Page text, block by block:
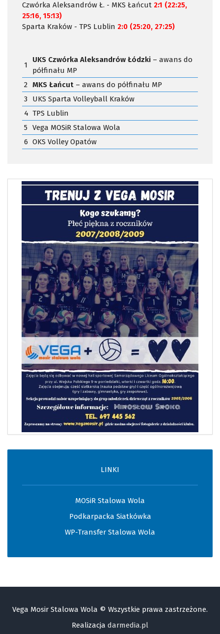
Czwórka Aleksandrów Ł. - MKS Łańcut 2:1 (22:25,
25:16, 15:13)
Sparta Kraków - TPS Lublin 2:0 (25:20, 27:25)
1
UKS Czwórka Aleksandrów Łódzki – awans do
półfinału MP
2 MKS Łańcut – awans do półfinału MP
3
UKS Sparta Volleyball Kraków
4 TPS Lublin
5 Vega MOSiR Stalowa Wola
6 OKS Volley Opatów
LINKI
MOSiR Stalowa Wola
Podkarpacka Siatkówka
WP-Transfer Stalowa Wola
Vega Mosir Stalowa Wola © Wszystkie prawa zastrzeżone.
Realizacja darmedia.pl